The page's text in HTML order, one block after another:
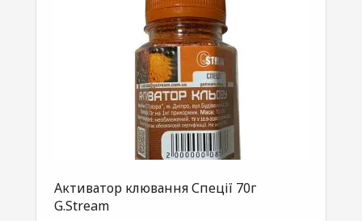
Активатор клювання Спеції 70г
G.Stream